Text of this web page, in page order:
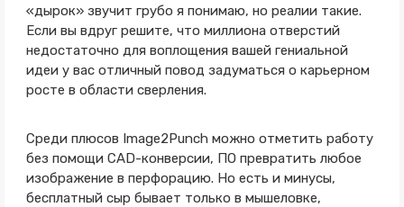
«дырок» звучит грубо я понимаю, но реалии такие.
Если вы вдруг решите, что миллиона отверстий
недостаточно для воплощения вашей гениальной
идеи у вас отличный повод задуматься о карьерном
росте в области сверления.
Среди плюсов Image2Punch можно отметить работу
без помощи CAD-конверсии, ПО превратить любое
изображение в перфорацию. Но есть и минусы,
бесплатный сыр бывает только в мышеловке,